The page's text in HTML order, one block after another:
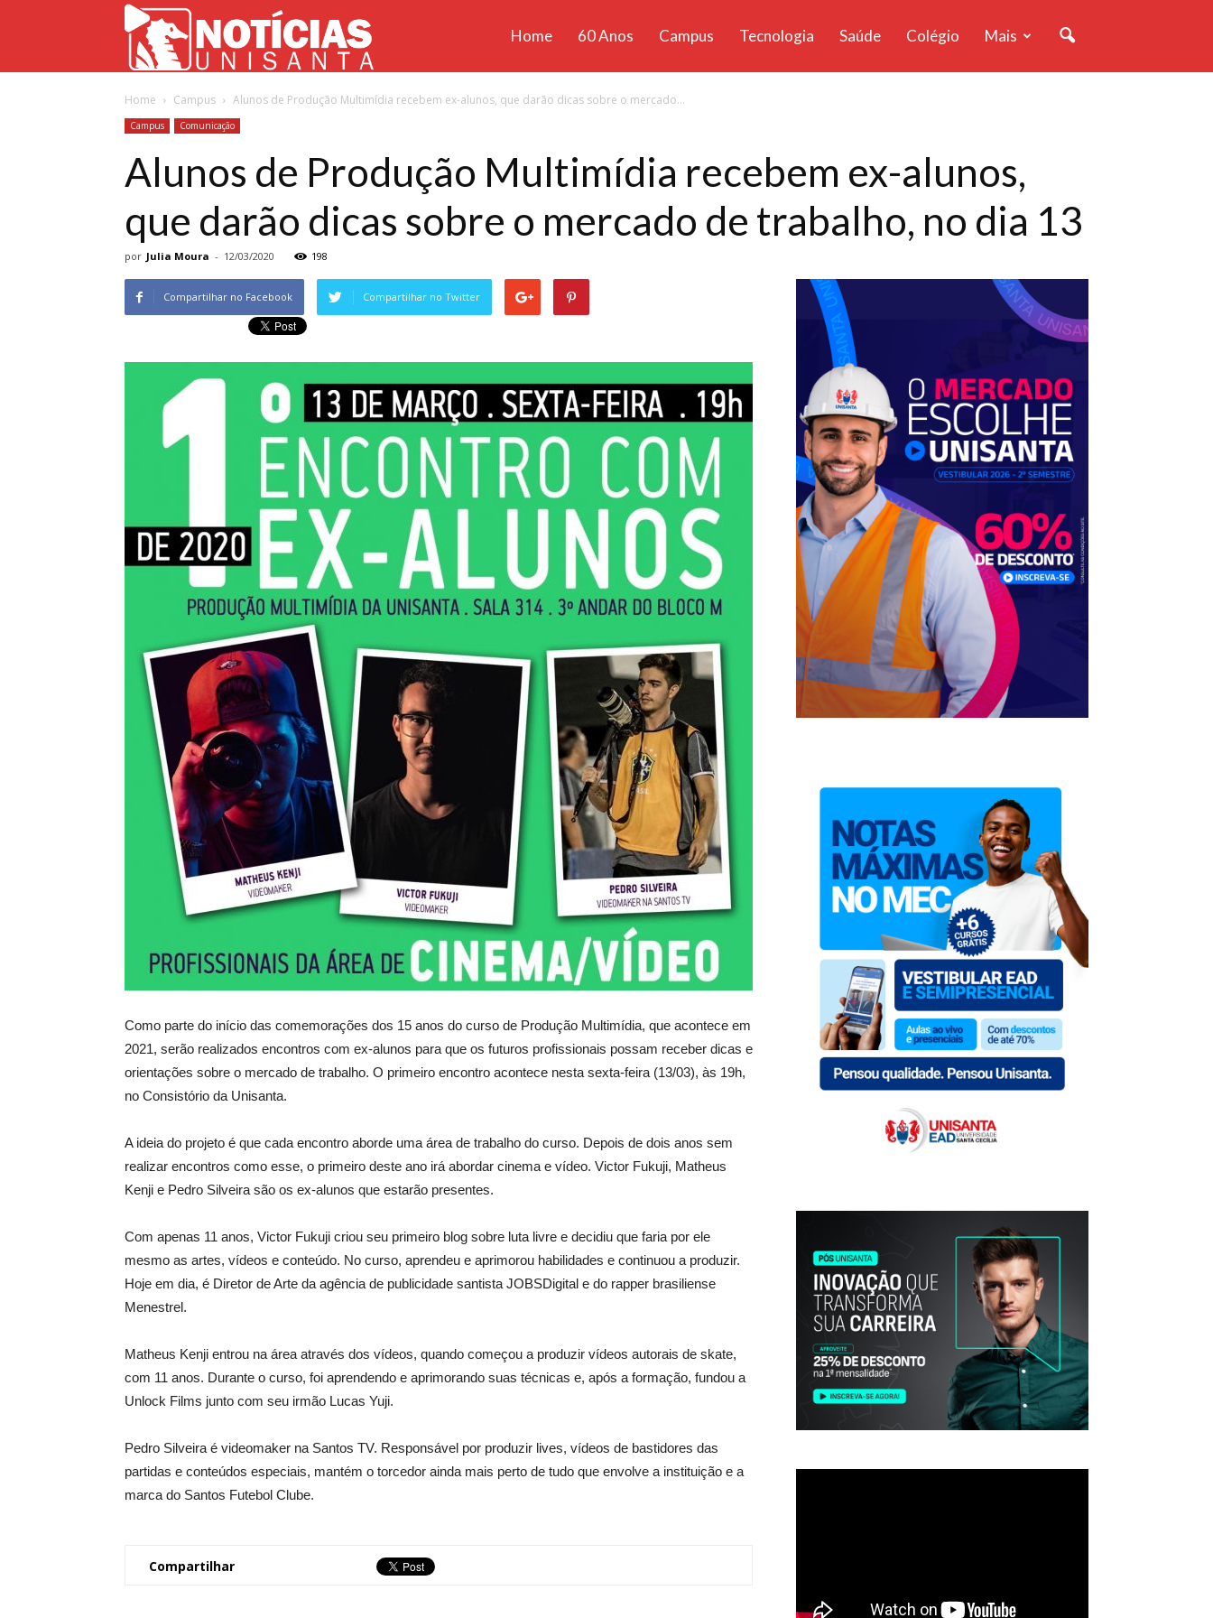
Unisanta
Home 60 Anos Campus Tecnologia Saúde Colégio Mais
Home Campus Alunos de Produção Multimídia recebem ex-alunos, que darão dicas sobre o mercado...
Campus Comunicação
Alunos de Produção Multimídia recebem ex-alunos,
que darão dicas sobre o mercado de trabalho, no dia 13
por Julia Moura - 12/03/2020 198
Compartilhar no Facebook Compartilhar no Twitter
Como parte do início das comemorações dos 15 anos do curso de Produção Multimídia, que acontece em
2021, serão realizados encontros com ex-alunos para que os futuros profissionais possam receber dicas e
orientações sobre o mercado de trabalho. O primeiro encontro acontece nesta sexta-feira (13/03), às 19h,
no Consistório da Unisanta.
A ideia do projeto é que cada encontro aborde uma área de trabalho do curso. Depois de dois anos sem
realizar encontros como esse, o primeiro deste ano irá abordar cinema e vídeo. Victor Fukuji, Matheus
Kenji e Pedro Silveira são os ex-alunos que estarão presentes.
Com apenas 11 anos, Victor Fukuji criou seu primeiro blog sobre luta livre e decidiu que faria por ele
mesmo as artes, vídeos e conteúdo. No curso, aprendeu e aprimorou habilidades e continuou a produzir.
Hoje em dia, é Diretor de Arte da agência de publicidade santista JOBSDigital e do rapper brasiliense
Menestrel.
Matheus Kenji entrou na área através dos vídeos, quando começou a produzir vídeos autorais de skate,
com 11 anos. Durante o curso, foi aprendendo e aprimorando suas técnicas e, após a formação, fundou a
Unlock Films junto com seu irmão Lucas Yuji.
Pedro Silveira é videomaker na Santos TV. Responsável por produzir lives, vídeos de bastidores das
partidas e conteúdos especiais, mantém o torcedor ainda mais perto de tudo que envolve a instituição e a
marca do Santos Futebol Clube.
Compartilhar